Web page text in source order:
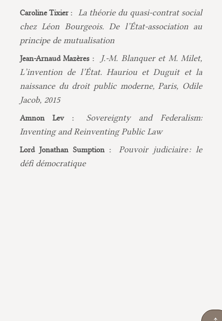
Caroline Tixier :
La théorie du quasi-contrat social
chez Léon Bourgeois. De l’État-association au
principe de mutualisation
Jean-Arnaud Mazères :
J.-M. Blanquer et M. Milet,
L’invention de l’État. Hauriou et Duguit et la
naissance du droit public moderne, Paris, Odile
Jacob, 2015
Amnon Lev :
Sovereignty and Federalism:
Inventing and Reinventing Public Law
Lord Jonathan Sumption :
Pouvoir judiciaire : le
défi démocratique